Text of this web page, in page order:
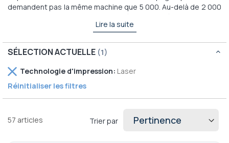
demandent pas la même machine que 5 000. Au-delà de 2 000
pages, mieux vaut viser un modèle annoncé pour 50 000
pages/mois — vous gardez de la marge et le coût à la page
Couleur ou monochrome ? Si vous imprimez surtout des
coûte deux à trois fois moins cher en consommables. La
couleur n'a de sens que pour les supports commerciaux et
Lire la suite
57 articles Trier par
SÉLECTION ACTUELLE
Technologie d'impression Laser
cet
élément
Réinitialiser les filtres